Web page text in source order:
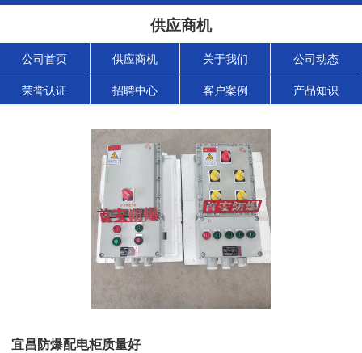
供应商机
公司首页 供应商机 关于我们 公司动态
荣誉认证 招聘中心 客户案例 产品知识
宜昌防爆配电柜质量好